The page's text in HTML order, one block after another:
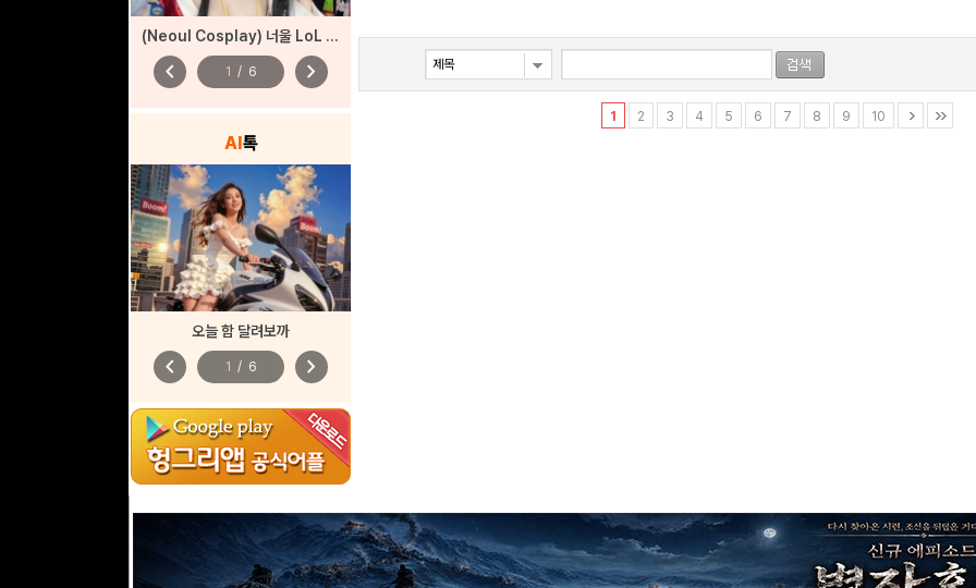
(Neoul Cosplay) 너울 LoL 아리 코스프레
chevron_left 1 / 6 chevron_right
AI톡
오늘 함 달려보까
chevron_left 1 / 6 chevron_right
1 2 3 4 5 6 7 8 9 10